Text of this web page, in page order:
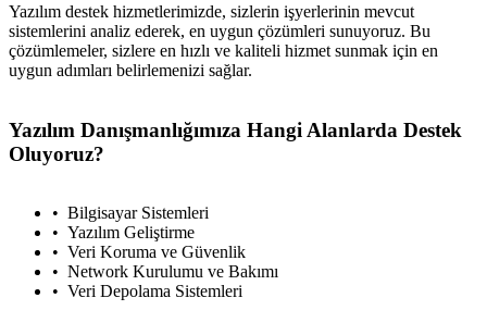
Yazılım destek hizmetlerimizde, sizlerin işyerlerinin mevcut
sistemlerini analiz ederek, en uygun çözümleri sunuyoruz. Bu
çözümlemeler, sizlere en hızlı ve kaliteli hizmet sunmak için en
uygun adımları belirlemenizi sağlar.
Yazılım Danışmanlığımıza Hangi Alanlarda Destek
Oluyoruz?
Bilgisayar Sistemleri
Yazılım Geliştirme
Veri Koruma ve Güvenlik
Network Kurulumu ve Bakımı
Veri Depolama Sistemleri